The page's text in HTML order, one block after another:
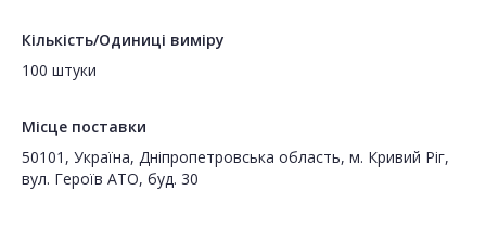
Кількість/Одиниці виміру
100 штуки
Місце поставки
50101, Україна, Дніпропетровська область, м. Кривий Ріг,
вул. Героїв АТО, буд. 30